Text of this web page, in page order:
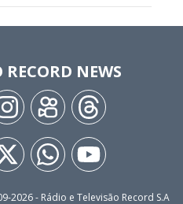
RECORD NEWS
2026- Rádio e Televisão Record S.A